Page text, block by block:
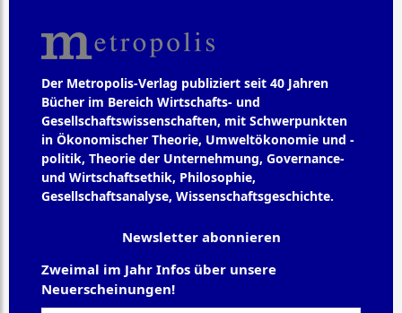
Der Metropolis-Verlag publiziert seit 40 Jahren
Bücher im Bereich Wirtschafts- und
Gesellschaftswissenschaften, mit Schwerpunkten
in Ökonomischer Theorie, Umweltökonomie und -
politik, Theorie der Unternehmung, Governance-
und Wirtschaftsethik, Philosophie,
Gesellschaftsanalyse, Wissenschaftsgeschichte.
Newsletter abonnieren
Zweimal im Jahr Infos über unsere
Neuerscheinungen!